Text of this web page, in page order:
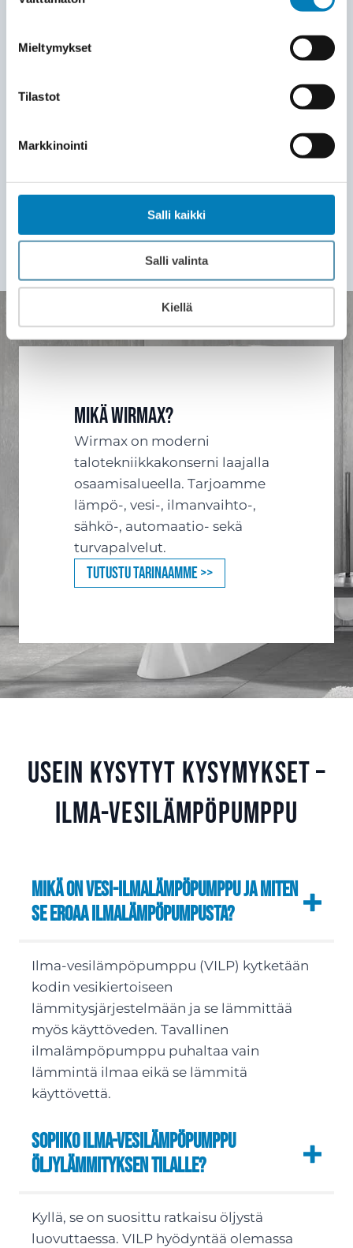
Mieltymykset
Tilastot
Markkinointi
Salli kaikki
Salli valinta
Kiellä
ja opastamme sinut laitteen käyttöön.
7
valmistuttua. Voit alkaa nauttia
välittömästi tasaisesta lämmöstä ja
pienemmistä sähkölaskuista. Wirmax
Mikä Wirmax?
Wirmax on moderni
talotekniikkakonserni laajalla
osaamisalueella. Tarjoamme
lämpö-, vesi-, ilmanvaihto-,
sähkö-, automaatio- sekä
turvapalvelut.
Tutustu tarinaamme >>
Usein kysytyt kysymykset –
Ilma-vesilämpöpumppu
Mikä on vesi-ilmalämpöpumppu ja miten
se eroaa ilmalämpöpumpusta?
Ilma-vesilämpöpumppu (VILP) kytketään
kodin vesikiertoiseen
lämmitysjärjestelmään ja se lämmittää
myös käyttöveden. Tavallinen
ilmalämpöpumppu puhaltaa vain
lämmintä ilmaa eikä se lämmitä
käyttövettä.
Sopiiko ilma-vesilämpöpumppu
öljylämmityksen tilalle?
Kyllä, se on suosittu ratkaisu öljystä
luovuttaessa. VILP hyödyntää olemassa